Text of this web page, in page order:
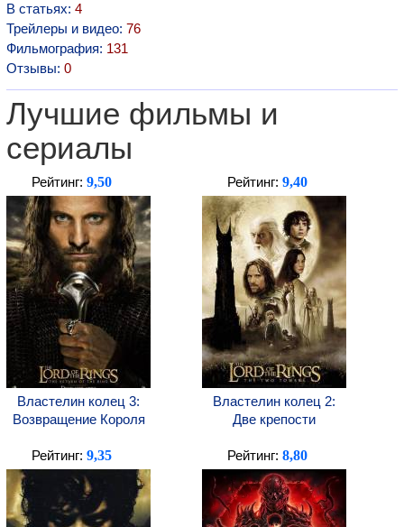
В статьях: 4
Трейлеры и видео: 76
Фильмография: 131
Отзывы: 0
Лучшие фильмы и
сериалы
Рейтинг: 9,50
Властелин колец 3:
Возвращение Короля
Рейтинг: 9,40
Властелин колец 2:
Две крепости
Рейтинг: 9,35 Рейтинг: 8,80